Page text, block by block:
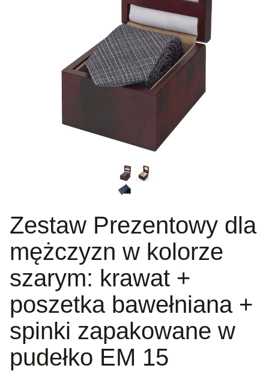
Zestaw Prezentowy dla
mężczyzn w kolorze
szarym: krawat +
poszetka bawełniana +
spinki zapakowane w
pudełko EM 15